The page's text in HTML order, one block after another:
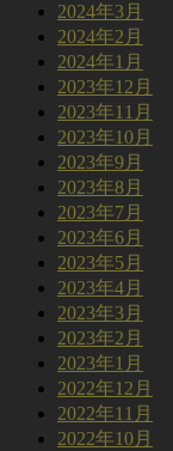
2024年3月
2024年2月
2024年1月
2023年12月
2023年11月
2023年10月
2023年9月
2023年8月
2023年7月
2023年6月
2023年5月
2023年4月
2023年3月
2023年2月
2023年1月
2022年12月
2022年11月
2022年10月